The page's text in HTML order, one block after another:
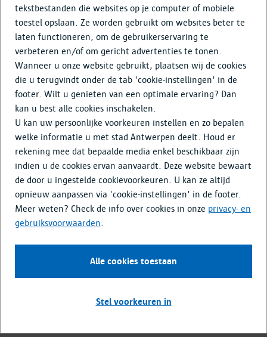
Deze pagina werd niet gevonden.
tekstbestanden die websites op je computer of mobiele
toestel opslaan. Ze worden gebruikt om websites beter te
laten functioneren, om de gebruikerservaring te
verbeteren en/of om gericht advertenties te tonen.
Wanneer u onze website gebruikt, plaatsen wij de cookies
die u terugvindt onder de tab 'cookie-instellingen' in de
footer. Wilt u genieten van een optimale ervaring? Dan
kan u best alle cookies inschakelen.
U kan uw persoonlijke voorkeuren instellen en zo bepalen
welke informatie u met stad Antwerpen deelt. Houd er
rekening mee dat bepaalde media enkel beschikbaar zijn
indien u de cookies ervan aanvaardt. Deze website bewaart
de door u ingestelde cookievoorkeuren. U kan ze altijd
opnieuw aanpassen via 'cookie-instellingen' in de footer.
Meer weten? Check de info over cookies in onze privacy- en
gebruiksvoorwaarden.
Alle cookies toestaan
Stel voorkeuren in
info@antwerpenmorgen.be
Privacy & Gebruiksvoorwaarden
Toegankelijkheid
Cookie-instellingen